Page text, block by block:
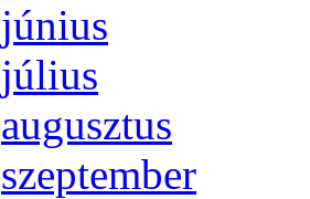
jú­ni­us
jú­li­us
au­gusz­tus
szep­tem­ber